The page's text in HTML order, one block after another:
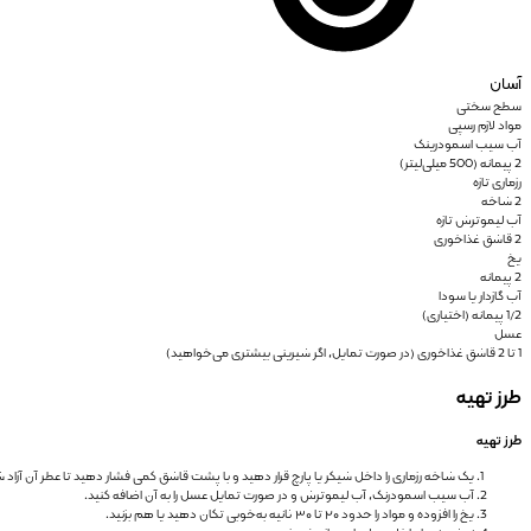
آسان
سطح سختی
مواد لازم رسپی
آب سیب اسمودرینک
2 پیمانه (500 میلی‌لیتر)
رزماری تازه
2 شاخه
آب لیموترش تازه
2 قاشق غذاخوری
یخ
2 پیمانه
آب گازدار یا سودا
1/2 پیمانه (اختیاری)
عسل
1 تا 2 قاشق غذاخوری (در صورت تمایل، اگر شیرینی بیشتری می‌خواهید)
طرز تهیه
طرز تهیه
یک شاخه رزماری را داخل شیکر یا پارچ قرار دهید و با پشت قاشق کمی فشار دهید تا عطر آن
آب سیب اسمودرنک، آب لیموترش و در صورت تمایل عسل را به آن اضافه کنید.
یخ را افزوده و مواد را حدود ۲۰ تا ۳۰ ثانیه به‌خوبی تکان دهید یا هم بزنید.